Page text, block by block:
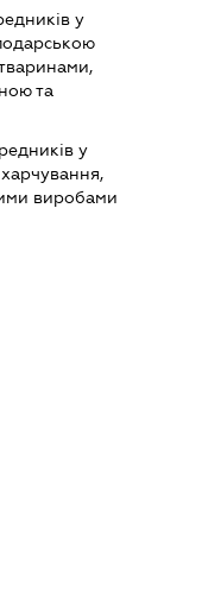
у
та
у
виробами